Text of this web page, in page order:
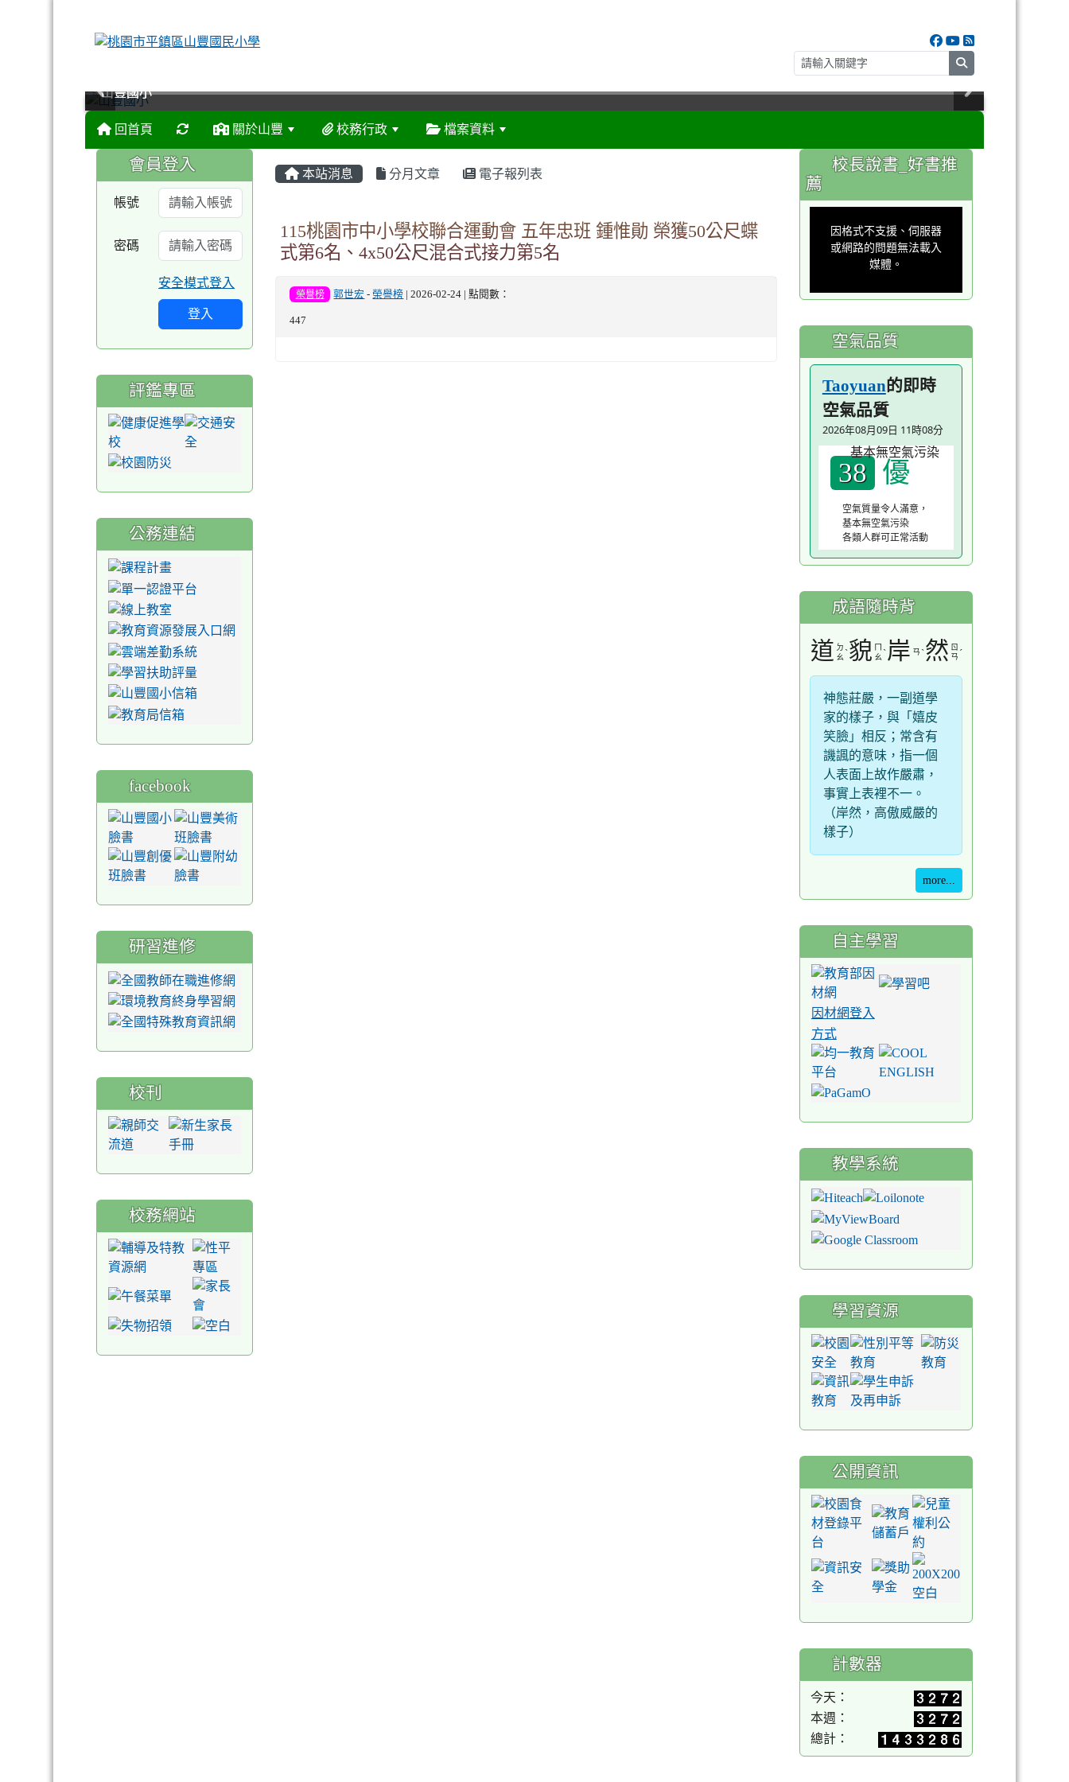
search
山豐國小
山豐國小
山豐國小
山豐國小
回首頁 關於山豐 校務行政 檔案資料
本站消息 分月文章 電子報列表
115桃園市中小學校聯合運動會 五年忠班 鍾惟勛 榮獲50公尺蝶
式第6名、4x50公尺混合式接力第5名
榮譽榜 郭世宏 -榮譽榜 | 2026-02-24 | 點閱數：
447
:::
會員登入
帳號
密碼
安全模式登入
登入
評鑑專區
公務連結
facebook
研習進修
校刊
校務網站
:::
校長說書_好書推
薦
modal
window.
因格式不支援、伺服器
或網路的問題無法載入
媒體。
空氣品質
Taoyuan的即時
空氣品質
2026年08月09日 11時08分
38 優
空氣質量令人滿意，
基本無空氣污染
各類人群可正常活動
成語隨時背
道 ㄉ
ㄠ ˋ貌 ㄇ
ㄠ ˋ 岸 ㄢ ˋ然 ㄖ
ㄢ ˊ
神態莊嚴，一副道學
家的樣子，與「嬉皮
笑臉」相反；常含有
譏諷的意味，指一個
人表面上故作嚴肅，
事實上表裡不一。
（岸然，高傲威嚴的
樣子）
more...
自主學習
因材網登入
方式
教學系統
學習資源
公開資訊
計數器
今天：
本週：
總計：